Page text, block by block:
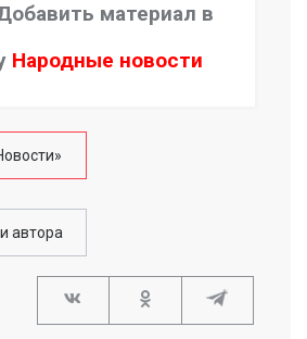
материал в
Народные новости
автора